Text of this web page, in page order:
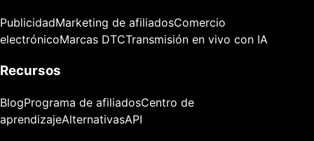
PublicidadMarketing de afiliadosComercio
electrónicoMarcas DTCTransmisión en vivo con IA
Recursos
BlogPrograma de afiliadosCentro de
aprendizajeAlternativasAPI